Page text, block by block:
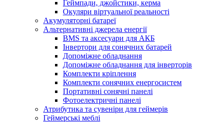
Геймпади, джойстики, керма
Окуляри віртуальної реальності
Акумуляторні батареї
Альтернативні джерела енергії
BMS та аксесуари для АКБ
Інвертори для сонячних батарей
Допоміжне обладнання
Допоміжне обладнання для інверторів
Комплекти кріплення
Комплекти сонячних енергосистем
Портативні сонячні панелі
Фотоелектричні панелі
Атрибутика та сувеніри для геймерів
Геймерські меблі